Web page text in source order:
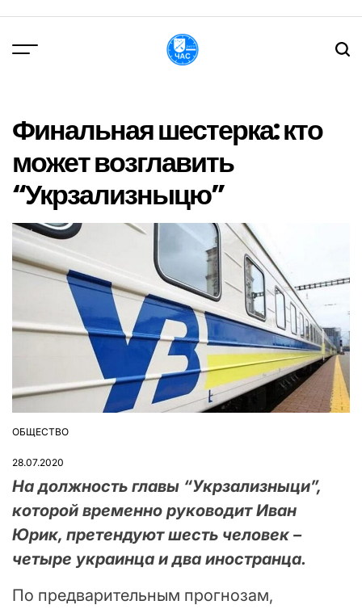
вмісту
Финальная шестерка: кто
может возглавить
“Укрзализныцю”
ОПУБЛІКУВАТИ
ОБЩЕСТВО
28.07.2020
На должность главы “Укрзализныци”,
которой временно руководит Иван
Юрик, претендуют шесть человек –
четыре украинца и два иностранца.
По предварительным прогнозам,